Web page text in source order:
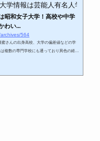
学情報は芸能人有名人学歴偏
昭和女子大学！高校や中学
わい...
564
さんの出身高校、大学の偏差値などの学
複数の専門学校にも通っており異色の経歴
斎藤支靜加（しずか） 以下では壇蜜さん